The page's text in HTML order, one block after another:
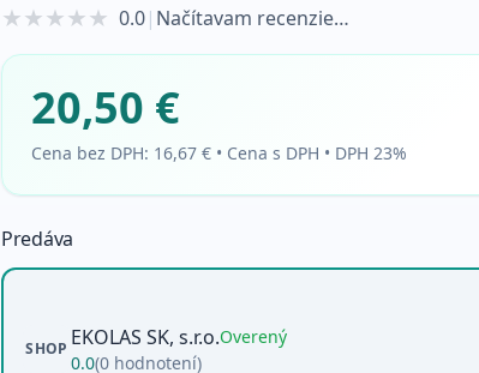
★★★★★ 0.0| Načítavam recenzie…
20,50 €
Cena bez DPH: 16,67 € • Cena s DPH • DPH 23%
Predáva
SHOP EKOLAS SK, s.r.o.Overený
0.0(0 hodnotení)